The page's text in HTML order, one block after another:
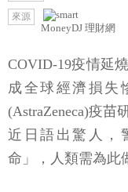
來源
MoneyDJ 理財網
COVID-19疫情延
成全球經濟損失
(AstraZeneca)疫苗
近日語出驚人，
命」，人類需為此